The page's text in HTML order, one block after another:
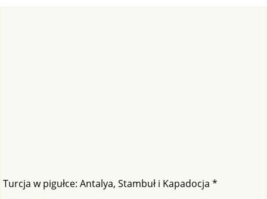
Turcja w pigułce: Antalya, Stambuł i Kapadocja *